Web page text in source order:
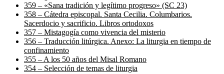
359 – «Sana tradición y legítimo progreso» (SC 23)
358 – Cátedra episcopal. Santa Cecilia. Columbarios.
Sacerdocio y sacrificio. Libros ortodoxos
357 – Mistagogía como vivencia del misterio
356 – Traducción litúrgica. Anexo: La liturgia en tiempo de
confinamiento
355 – A los 50 años del Misal Romano
354 – Selección de temas de liturgia